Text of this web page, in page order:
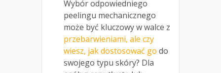
Wybór odpowiedniego
peelingu mechanicznego
może być kluczowy w walce z
przebarwieniami, ale czy
wiesz, jak dostosować go do
swojego typu skóry? Dla